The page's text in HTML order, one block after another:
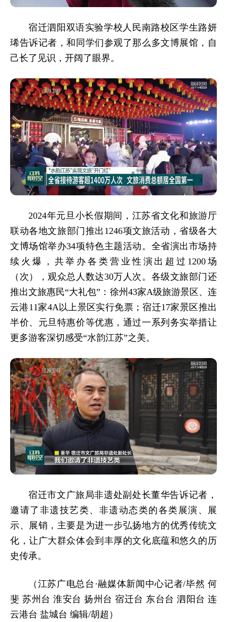
宿迁泗阳双语实验学校人民南路校区学生路妍
琋告诉记者，和同学们参观了那么多文博展馆，自
己长了见识，开阔了眼界。
2024年元旦小长假期间，江苏省文化和旅游厅
联动各地文旅部门推出1246项文旅活动，省级各大
文博场馆举办34项特色主题活动。全省演出市场持
续火爆，共举办各类营业性演出超过1200场
（次），观众总人数达30万人次。各级文旅部门还
推出文旅惠民“大礼包”：徐州43家A级旅游景区、连
云港11家4A以上景区实行免票；宿迁17家景区推出
半价、元旦特惠价等优惠，通过一系列务实举措让
更多游客深切感受“水韵江苏”之美。
宿迁市文广旅局非遗处副处长董华告诉记者，
邀请了非遗技艺类、非遗动态类的各类展演、展
示、展销，主要是为进一步弘扬地方的优秀传统文
化，让广大群众体会到丰厚的文化底蕴和悠久的历
史传承。
（江苏广电总台·融媒体新闻中心记者/毕然 何
斐 苏州台 淮安台 扬州台 宿迁台 东台台 泗阳台 连
云港台 盐城台 编辑/胡超）